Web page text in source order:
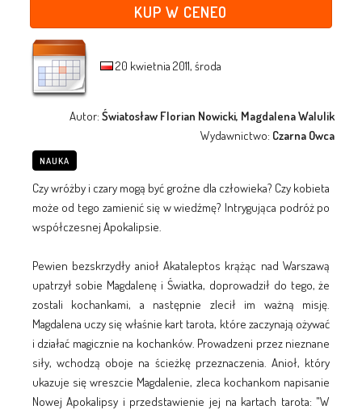
KUP W CENEO
20 kwietnia 2011, środa
Autor:Światosław Florian Nowicki, Magdalena Walulik
Wydawnictwo: Czarna Owca
NAUKA
Czy wróżby i czary mogą być groźne dla człowieka? Czy kobieta
może od tego zamienić się w wiedźmę? Intrygująca podróż po
współczesnej Apokalipsie.
Pewien bezskrzydły anioł Akataleptos krążąc nad Warszawą
upatrzył sobie Magdalenę i Światka, doprowadził do tego, że
zostali kochankami, a następnie zlecił im ważną misję.
Magdalena uczy się właśnie kart tarota, które zaczynają ożywać
i działać magicznie na kochanków. Prowadzeni przez nieznane
siły, wchodzą oboje na ścieżkę przeznaczenia. Anioł, który
ukazuje się wreszcie Magdalenie, zleca kochankom napisanie
Nowej Apokalipsy i przedstawienie jej na kartach tarota: "W